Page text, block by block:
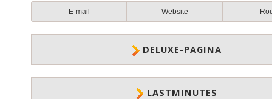
E-mail Website
DELUXE-PAGINA
LASTMINUTES